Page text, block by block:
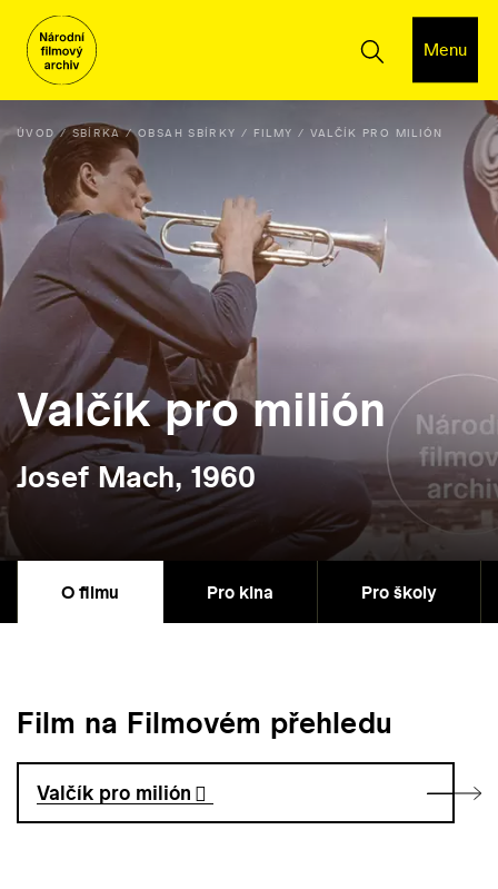
Menu
ÚVOD SBÍRKA OBSAH SBÍRKY FILMY VALČÍK PRO MILIÓN
Valčík pro milión
Josef Mach, 1960
O filmu Pro kina Pro školy
Film na Filmovém přehledu
Valčík pro milión